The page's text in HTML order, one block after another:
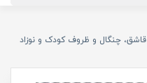
قاشق، چنگال و ظروف کودک و نوزاد